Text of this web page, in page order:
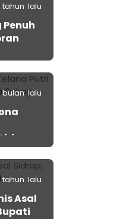
tahun lalu
bulan lalu
tahun lalu
Asal